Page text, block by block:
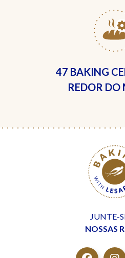
47 BAKING
REDOR DO
JUNTE-
NOSSAS